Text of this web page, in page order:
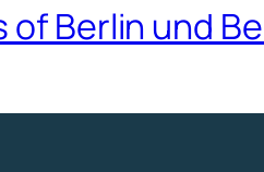
Berlin und